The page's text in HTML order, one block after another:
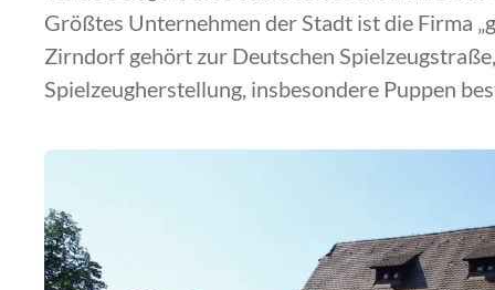
Größtes Unternehmen der Stadt ist die Firma
Zirndorf gehört zur Deutschen
Spielzeugherstellung, insbesondere Puppen